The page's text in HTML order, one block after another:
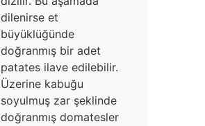
dilenirse et
büyüklüğünde
doğranmış bir adet
patates ilave edilebilir.
Üzerine kabuğu
soyulmuş zar şeklinde
doğranmış domatesler